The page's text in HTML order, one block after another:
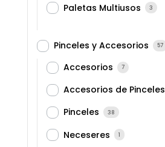
Paletas Multiusos 3
Pinceles y Accesorios 57
Accesorios 7
Accesorios de Pinceles
Pinceles 38
Neceseres 1